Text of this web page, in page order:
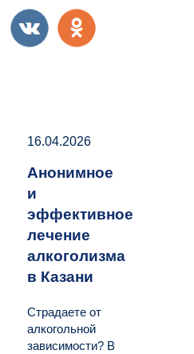
16.04.2026
Анонимное
и
эффективное
лечение
алкоголизма
в Казани
Страдаете от
алкогольной
зависимости? В